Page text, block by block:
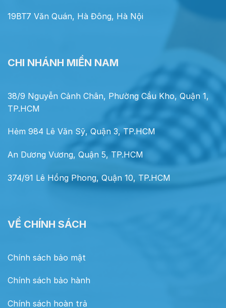
19BT7 Văn Quán, Hà Đông, Hà Nội
CHI NHÁNH MIỀN NAM
38/9 Nguyễn Cảnh Chân, Phường Cầu Kho, Quận 1,
TP.HCM
Hẻm 984 Lê Văn Sỹ, Quận 3, TP.HCM
An Dương Vương, Quận 5, TP.HCM
374/91 Lê Hồng Phong, Quận 10, TP.HCM
VỀ CHÍNH SÁCH
Chính sách bảo mật
Chính sách bảo hành
Chính sách hoàn trả